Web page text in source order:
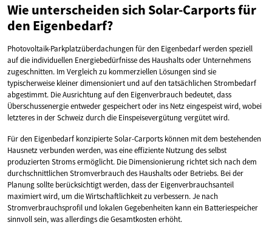
Wie unterscheiden sich Solar-Carports für
den Eigenbedarf?
Photovoltaik-Parkplatzüberdachungen für den Eigenbedarf werden speziell
auf die individuellen Energiebedürfnisse des Haushalts oder Unternehmens
zugeschnitten. Im Vergleich zu kommerziellen Lösungen sind sie
typischerweise kleiner dimensioniert und auf den tatsächlichen Strombedarf
abgestimmt. Die Ausrichtung auf den Eigenverbrauch bedeutet, dass
Überschussenergie entweder gespeichert oder ins Netz eingespeist wird, wobei
letzteres in der Schweiz durch die Einspeisevergütung vergütet wird.
Für den Eigenbedarf konzipierte Solar-Carports können mit dem bestehenden
Hausnetz verbunden werden, was eine effiziente Nutzung des selbst
produzierten Stroms ermöglicht. Die Dimensionierung richtet sich nach dem
durchschnittlichen Stromverbrauch des Haushalts oder Betriebs. Bei der
Planung sollte berücksichtigt werden, dass der Eigenverbrauchsanteil
maximiert wird, um die Wirtschaftlichkeit zu verbessern. Je nach
Stromverbrauchsprofil und lokalen Gegebenheiten kann ein Batteriespeicher
sinnvoll sein, was allerdings die Gesamtkosten erhöht.